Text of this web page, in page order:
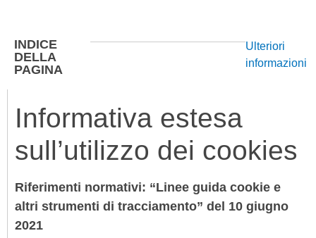
INDICE
DELLA
PAGINA
Ulteriori
informazioni
Informativa estesa
sull’utilizzo dei cookies
Riferimenti normativi: “Linee guida cookie e
altri strumenti di tracciamento” del 10 giugno
2021